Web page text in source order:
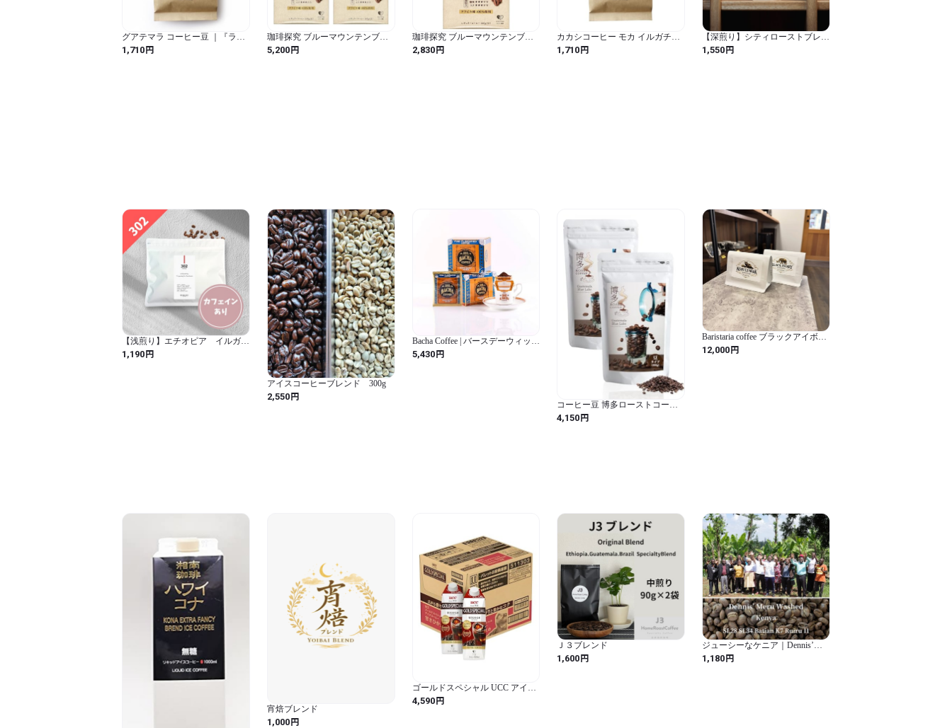
グアテマラ コーヒー豆 ｜『ラ・
アゾテア農園』中深煎り｜華やか
＆スパイシー バランスの良いコ
1,710円
珈琲探究 ブルーマウンテンブレ
ンド 炒り豆 280g (140g×2袋) 【豆
のまま】
5,200円
珈琲探究 ブルーマウンテンブレ
ンド 炒り豆 140g 【豆のまま】
2,830円
カカシコーヒー モカ イルガチェ
フェ G1 コーヒー豆 エチオピア
スペシャルティコーヒー フルー
1,710円
【深煎り】シティローストブレン
ド 100g｜自家焙煎コーヒー豆
1,550円
【浅煎り】エチオピア イルガチ
ェフェG1 チェルチェレ
【150g】
1,190円
アイスコーヒーブレンド 300g
2,550円
Bacha Coffee | バースデーウィッシ
ュ ファインフレーバーコーヒー
100% Arabica Beans, Medium Dark
5,430円
コーヒー豆 博多ローストコーヒ
ー グアテマラ ブルーレイク【焙
煎】深煎り フレンチロースト コ
4,150円
Baristaria coffee ブラックアイボリ
ー豆 50g
12,000円
宵焙ブレンド
1,000円
ゴールドスペシャル UCC アイス
コーヒー 甘さひかえめ 紙パック
コーヒー 1000ml×12本
4,590円
Ｊ３ブレンド
1,600円
ジューシーなケニア｜Dennis’
Meru Washed（浅煎り）コーヒー
豆／粉
1,180円